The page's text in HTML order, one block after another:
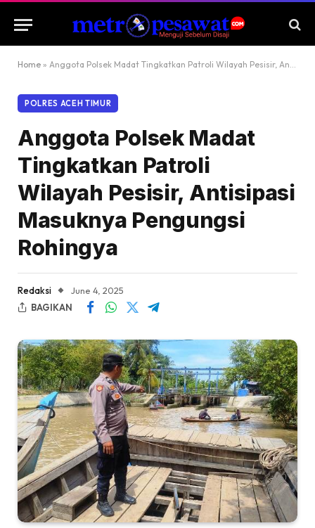
Home » Anggota Polsek Madat Tingkatkan Patroli Wilayah Pesisir, Antisipasi Masuknya Pengungsi Rohingya
POLRES ACEH TIMUR
Anggota Polsek Madat
Tingkatkan Patroli
Wilayah Pesisir, Antisipasi
Masuknya Pengungsi
Rohingya
Redaksi
June 4, 2025
BAGIKAN